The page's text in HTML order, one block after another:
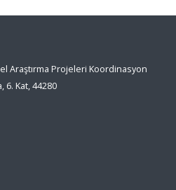
Araştırma Projeleri Koordinasyon
6. Kat, 44280